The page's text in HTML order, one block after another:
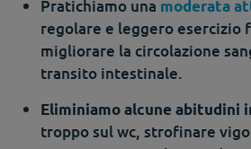
Pratichiamo una moderata
regolare e leggero esercizio
migliorare la circolazione
transito intestinale.
Eliminiamo alcune abitudini
troppo sul wc, strofinare